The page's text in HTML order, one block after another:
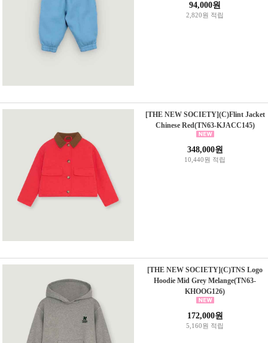
94,000원
2,820원 적립
[THE NEW SOCIETY](C)Flint Jacket
Chinese Red(TN63-KJACC145)
348,000원
10,440원 적립
[THE NEW SOCIETY](C)TNS Logo
Hoodie Mid Grey Melange(TN63-
KHOOG126)
172,000원
5,160원 적립